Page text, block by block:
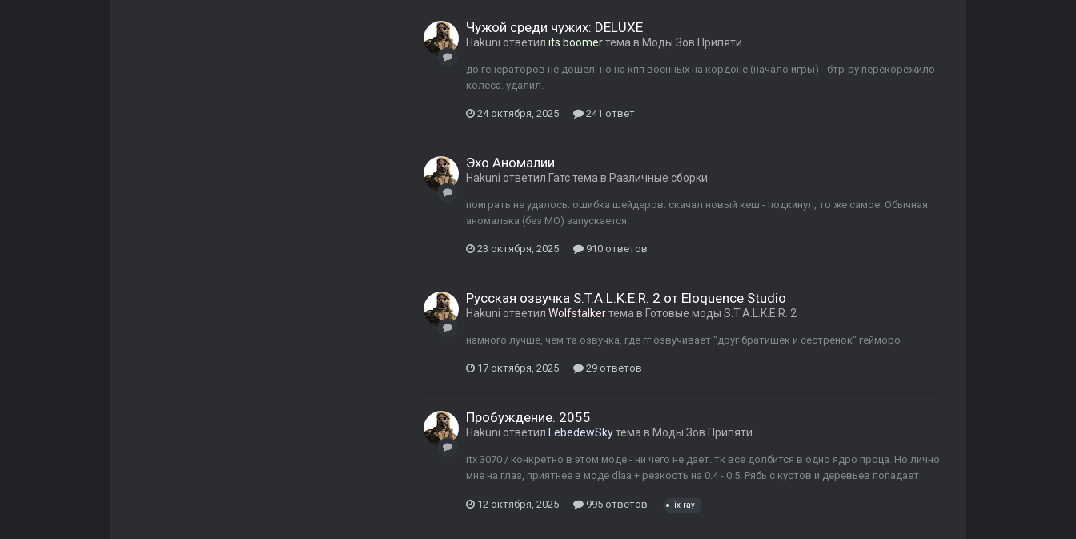
Чужой среди чужих: DELUXE
Hakuni ответил its boomerтема в Моды Зов Припяти
до генераторов не дошел. но на кпп военных на кордоне (начало игры) - бтр-ру перекорежило
колеса. удалил.
24 октября, 2025 241 ответ
Эхо Аномалии
Hakuni ответил Гатстема в Различные сборки
поиграть не удалось. ошибка шейдеров. скачал новый кеш - подкинул, то же самое. Обычная
аномалька (без МО) запускается.
23 октября, 2025 910 ответов
Русская озвучка S.T.A.L.K.E.R. 2 от Eloquence Studio
Hakuni ответил Wolfstalkerтема в Готовые моды S.T.A.L.K.E.R. 2
намного лучше, чем та озвучка, где гг озвучивает "друг братишек и сестренок" гейморо
17 октября, 2025 29 ответов
Пробуждение. 2055
Hakuni ответил LebedewSkyтема в Моды Зов Припяти
rtx 3070 / конкретно в этом моде - ни чего не дает. тк все долбится в одно ядро проца. Но лично
мне на глаз, приятнее в моде dlaa + резкость на 0.4 - 0.5. Рябь с кустов и деревьев попадает
12 октября, 2025 995 ответов ix-ray